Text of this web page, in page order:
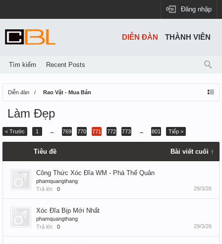
Đăng nhập
Diễn đàn Rao Vặt - Mua Bán
Làm Đẹp
< Trước 1 ← 769 770 771 772 773 → 801 Tiếp >
Tiêu đề Bài viết cuối ↑
Công Thức Xóc Đĩa WM - Phá Thế Quân
phamquangthang
Trả lời:
0 29/3/26
Xóc Đĩa Bịp Mới Nhất
phamquangthang
Trả lời:
0 29/3/26
DIỄN ĐÀN
Tìm kiếm Recent Posts
THÀNH VIÊN